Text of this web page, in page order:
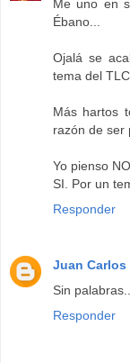
Me uno en
Ébano...
Ojalá se
tema del
Más hartos
razón de ser
Yo pienso
SI. Por un
Responder
Juan Carlos
Sin palabras...
Responder